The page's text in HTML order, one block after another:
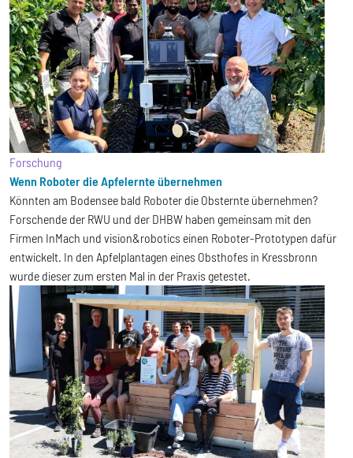
Forschung
Wenn Roboter die Apfelernte übernehmen
Könnten am Bodensee bald Roboter die Obsternte übernehmen?
Forschende der RWU und der DHBW haben gemeinsam mit den
Firmen InMach und vision&robotics einen Roboter-Prototypen dafür
entwickelt. In den Apfelplantagen eines Obsthofes in Kressbronn
wurde dieser zum ersten Mal in der Praxis getestet.